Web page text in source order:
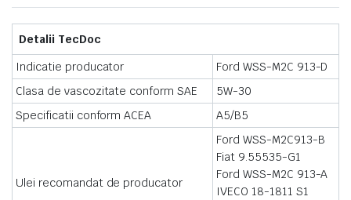
Detalii TecDoc
Indicatie producator
Ford WSS-M2C 913-D
Clasa de vascozitate conform SAE
5W-30
Specificatii conform ACEA
A5/B5
Ulei recomandat de producator
Ford WSS-M2C913-B
Fiat 9.55535-G1
Ford WSS-M2C 913-A
IVECO 18-1811 S1